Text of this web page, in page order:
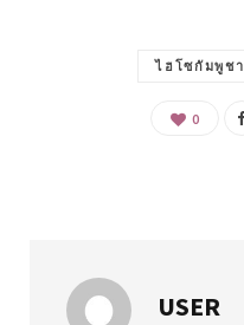
ไฮโซกัมพูชา
0
USER